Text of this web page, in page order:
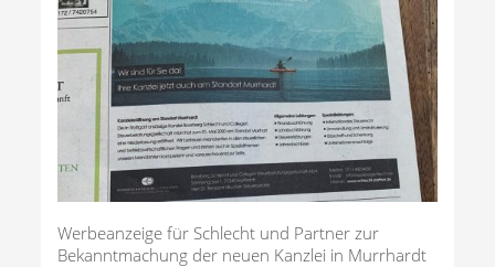
Werbeanzeige für Schlecht und Partner zur
Bekanntmachung der neuen Kanzlei in Murrhardt